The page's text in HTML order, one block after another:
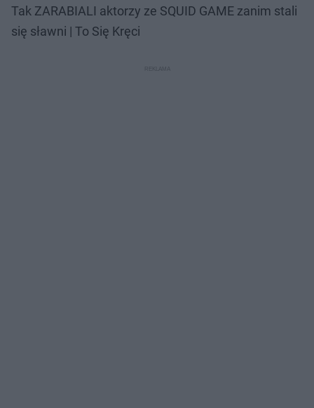
Tak ZARABIALI aktorzy ze SQUID GAME zanim stali
się sławni | To Się Kręci